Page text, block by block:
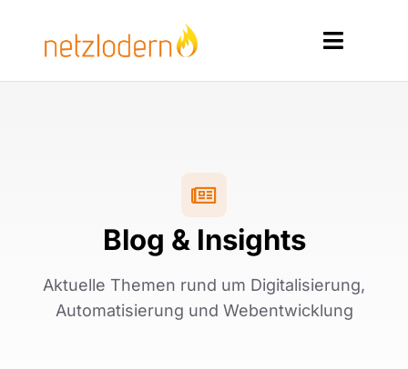
springen
Toggle
Kontakt
Blog & Insights
Aktuelle Themen rund um Digitalisierung,
Automatisierung und Webentwicklung